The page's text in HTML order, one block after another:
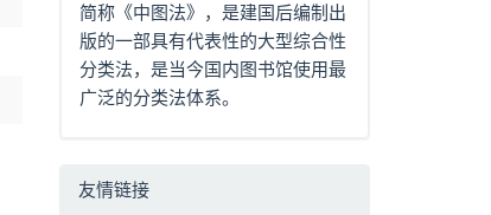
简称《中图法》，是建国后编制出
版的一部具有代表性的大型综合性
分类法，是当今国内图书馆使用最
广泛的分类法体系。
友情链接